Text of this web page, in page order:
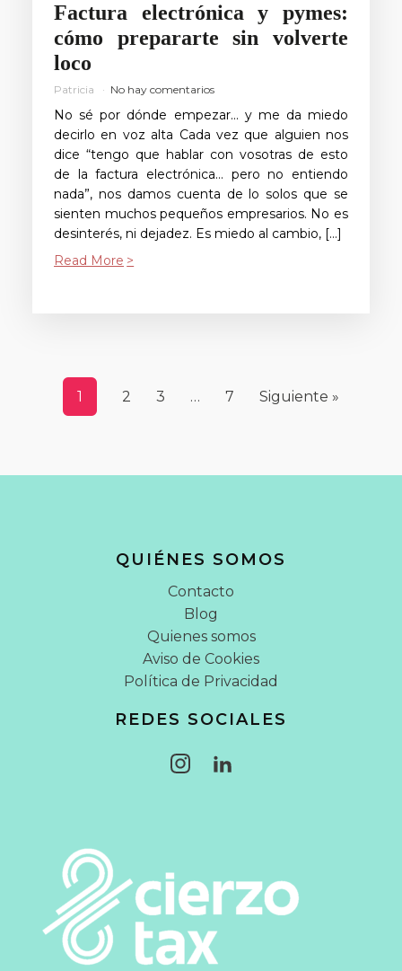
Factura electrónica y pymes:
cómo prepararte sin volverte
loco
Patricia No hay comentarios
No sé por dónde empezar… y me da miedo
decirlo en voz alta Cada vez que alguien nos
dice “tengo que hablar con vosotras de esto
de la factura electrónica… pero no entiendo
nada”, nos damos cuenta de lo solos que se
sienten muchos pequeños empresarios. No es
desinterés, ni dejadez. Es miedo al cambio, […]
Read More
1 2 3 … 7 Siguiente »
QUIÉNES SOMOS
Contacto
Blog
Quienes somos
Aviso de Cookies
Política de Privacidad
REDES SOCIALES